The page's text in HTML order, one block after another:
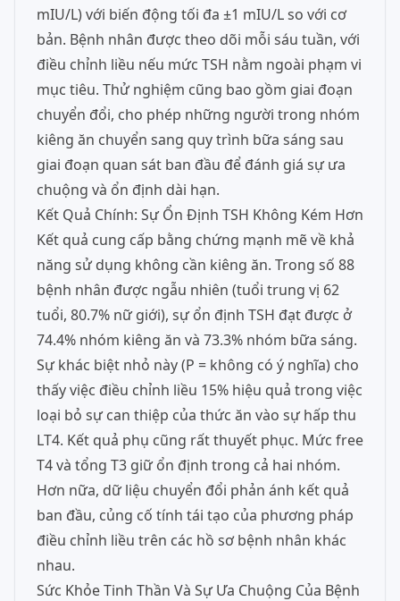
mIU/L) với biến động tối đa ±1 mIU/L so với cơ
bản. Bệnh nhân được theo dõi mỗi sáu tuần, với
điều chỉnh liều nếu mức TSH nằm ngoài phạm vi
mục tiêu. Thử nghiệm cũng bao gồm giai đoạn
chuyển đổi, cho phép những người trong nhóm
kiêng ăn chuyển sang quy trình bữa sáng sau
giai đoạn quan sát ban đầu để đánh giá sự ưa
chuộng và ổn định dài hạn.
Kết Quả Chính: Sự Ổn Định TSH Không Kém Hơn
Kết quả cung cấp bằng chứng mạnh mẽ về khả
năng sử dụng không cần kiêng ăn. Trong số 88
bệnh nhân được ngẫu nhiên (tuổi trung vị 62
tuổi, 80.7% nữ giới), sự ổn định TSH đạt được ở
74.4% nhóm kiêng ăn và 73.3% nhóm bữa sáng.
Sự khác biệt nhỏ này (P = không có ý nghĩa) cho
thấy việc điều chỉnh liều 15% hiệu quả trong việc
loại bỏ sự can thiệp của thức ăn vào sự hấp thu
LT4. Kết quả phụ cũng rất thuyết phục. Mức free
T4 và tổng T3 giữ ổn định trong cả hai nhóm.
Hơn nữa, dữ liệu chuyển đổi phản ánh kết quả
ban đầu, củng cố tính tái tạo của phương pháp
điều chỉnh liều trên các hồ sơ bệnh nhân khác
nhau.
Sức Khỏe Tinh Thần Và Sự Ưa Chuộng Của Bệnh